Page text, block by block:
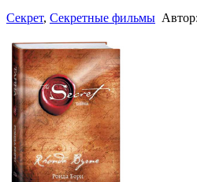
Секрет, Секретные фильмы